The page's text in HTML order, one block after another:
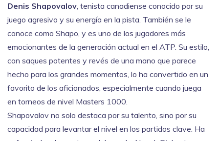
Denis Shapovalov, tenista canadiense conocido por su
juego agresivo y su energía en la pista. También se le
conoce como Shapo, y es uno de los jugadores más
emocionantes de la generación actual en el ATP. Su estilo,
con saques potentes y revés de una mano que parece
hecho para los grandes momentos, lo ha convertido en un
favorito de los aficionados, especialmente cuando juega
en torneos de nivel Masters 1000.
Shapovalov no solo destaca por su talento, sino por su
capacidad para levantar el nivel en los partidos clave. Ha